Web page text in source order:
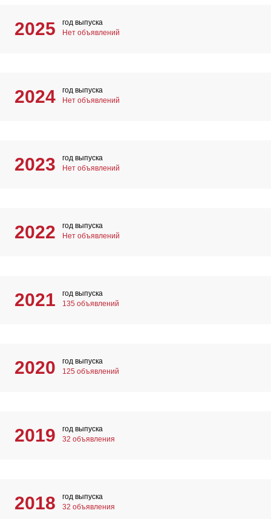
2025
год выпуска
Нет объявлений
2024
год выпуска
Нет объявлений
2023
год выпуска
Нет объявлений
2022
год выпуска
Нет объявлений
2021
год выпуска
135 объявлений
2020
год выпуска
125 объявлений
2019
год выпуска
32 объявления
2018
год выпуска
32 объявления